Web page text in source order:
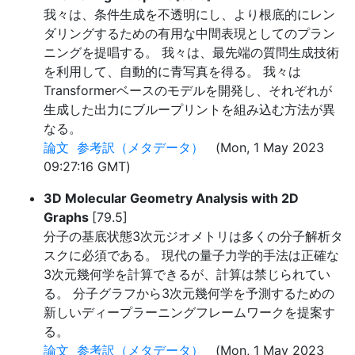
我々は、条件生成を不透明にし、より根底的にレン
ダリングするための有用な中間表現としてのプラン
ニングを提唱する。 我々は、最先端の質問生成技術
を利用して、自動的に青写真を得る。 我々は
Transformerベースのモデルを開発し、それぞれが
生成した出力にブループリントを組み込む方法が異
なる。
論文 参考訳（メタデータ）
(Mon, 1 May 2023
09:27:16 GMT)
3D Molecular Geometry Analysis with 2D
Graphs [79.5]
分子の基底状態3次元ジオメトリは多くの分子解析タ
スクに必須である。 現代の量子力学的手法は正確な
3次元幾何学を計算できるが、計算は禁じられてい
る。 分子グラフから3次元幾何学を予測するための
新しいディープラーニングフレームワークを提案す
る。
論文 参考訳（メタデータ） (Mon, 1 May 2023